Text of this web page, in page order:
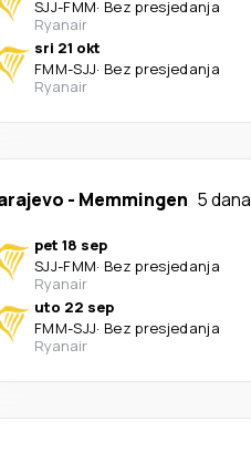
SJJ-FMM· Bez presjedanja
Ryanair
sri 21 okt
FMM-SJJ· Bez presjedanja
Ryanair
- Memmingen 5 dana
pet 18 sep
SJJ-FMM· Bez presjedanja
Ryanair
uto 22 sep
FMM-SJJ· Bez presjedanja
Ryanair